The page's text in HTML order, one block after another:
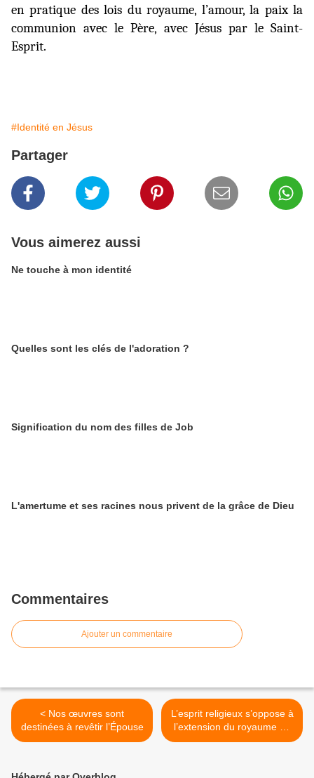
en pratique des lois du royaume, l’amour, la paix la
communion avec le Père, avec Jésus par le Saint-
Esprit.
#Identité en Jésus
Partager
Vous aimerez aussi
Ne touche à mon identité
Quelles sont les clés de l'adoration ?
Signification du nom des filles de Job
L'amertume et ses racines nous privent de la grâce de Dieu
Commentaires
Ajouter un commentaire
< Nos œuvres sont
destinées à revêtir l’Épouse
L’esprit religieux s’oppose à
l’extension du royaume de
Dieu >